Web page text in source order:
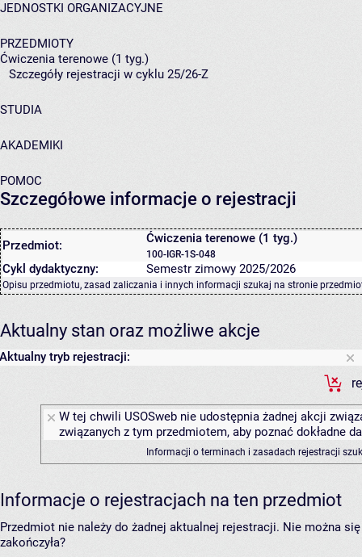
JEDNOSTKI ORGANIZACYJNE
PRZEDMIOTY
Ćwiczenia terenowe (1 tyg.)
Szczegóły rejestracji w cyklu 25/26-Z
STUDIA
AKADEMIKI
POMOC
Szczegółowe informacje o rejestracji
Przedmiot: Ćwiczenia terenowe (1 tyg.)
100-IGR-1S-048
Cykl dydaktyczny: Semestr zimowy 2025/2026
Opisu przedmiotu, zasad zaliczania i innych informacji szukaj na stronie
Aktualny stan oraz możliwe akcje
Aktualny tryb rejestracji:
W tej chwili USOSweb nie udostępnia żadnej akcji
związanych z tym przedmiotem, aby poznać dokładne
Informacji o terminach i zasadach rejestracji
Informacje o rejestracjach na ten przedmiot
Przedmiot nie należy do żadnej aktualnej rejestracji. Nie można
zakończyła?